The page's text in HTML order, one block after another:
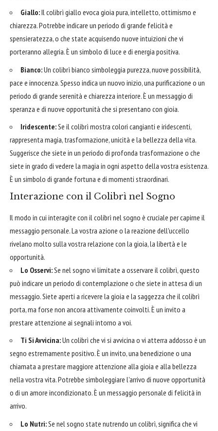
Giallo:Il colibrì giallo evoca gioia pura, intelletto, ottimismo e
chiarezza. Potrebbe indicare un periodo di grande felicità e
spensieratezza, o che state acquisendo nuove intuizioni che vi
porteranno allegria. È un simbolo di luce e di energia positiva.
Bianco:Un colibrì bianco simboleggia purezza, nuove possibilità,
pace e innocenza. Spesso indica un nuovo inizio, una purificazione o un
periodo di grande serenità e chiarezza interiore. È un messaggio di
speranza e di nuove opportunità che si presentano con gioia.
Iridescente:Se il colibrì mostra colori cangianti e iridescenti,
rappresenta magia, trasformazione, unicità e la bellezza della vita.
Suggerisce che siete in un periodo di profonda trasformazione o che
siete in grado di vedere la magia in ogni aspetto della vostra esistenza.
È un simbolo di grande fortuna e di momenti straordinari.
Interazione con il Colibrì nel Sogno
Il modo in cui interagite con il colibrì nel sogno è cruciale per capirne il
messaggio personale. La vostra azione o la reazione dell'uccello
rivelano molto sulla vostra relazione con la gioia, la libertà e le
opportunità.
Lo Osservi:Se nel sogno vi limitate a osservare il colibrì, questo
può indicare un periodo di contemplazione o che siete in attesa di un
messaggio. Siete aperti a ricevere la gioia e la saggezza che il colibrì
porta, ma forse non ancora attivamente coinvolti. È un invito a
prestare attenzione ai segnali intorno a voi.
Ti Si Avvicina:Un colibrì che vi si avvicina o vi atterra addosso è un
segno estremamente positivo. È un invito, una benedizione o una
chiamata a prestare maggiore attenzione alla gioia e alla bellezza
nella vostra vita. Potrebbe simboleggiare l'arrivo di nuove opportunità
o di un amore incondizionato. È un messaggio personale di felicità in
arrivo.
Lo Nutri:Se nel sogno state nutrendo un colibrì, significa che vi